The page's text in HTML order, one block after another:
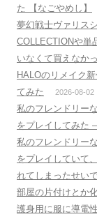
た 【なごやめし】
夢幻戦士ヴァリス
COLLECTIONや単
いなくて買えなか
HALOのリメイク
てみた
2026-08-02
私のフレンドリー
をプレイしてみた
私のフレンドリー
をプレイしていて
れてしまったせい
部屋の片付けとか
護身用に服に導電